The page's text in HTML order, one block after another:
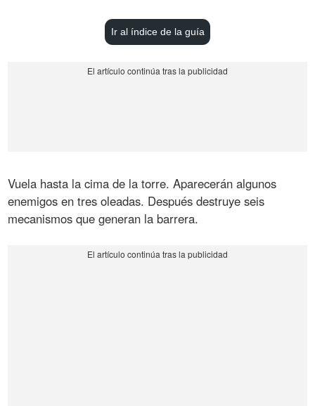
Ir al índice de la guía
Vuela hasta la cima de la torre. Aparecerán algunos
enemigos en tres oleadas. Después destruye seis
mecanismos que generan la barrera.